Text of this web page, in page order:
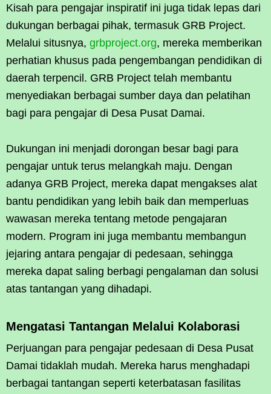
Kisah para pengajar inspiratif ini juga tidak lepas dari
dukungan berbagai pihak, termasuk GRB Project.
Melalui situsnya, grbproject.org, mereka memberikan
perhatian khusus pada pengembangan pendidikan di
daerah terpencil. GRB Project telah membantu
menyediakan berbagai sumber daya dan pelatihan
bagi para pengajar di Desa Pusat Damai.
Dukungan ini menjadi dorongan besar bagi para
pengajar untuk terus melangkah maju. Dengan
adanya GRB Project, mereka dapat mengakses alat
bantu pendidikan yang lebih baik dan memperluas
wawasan mereka tentang metode pengajaran
modern. Program ini juga membantu membangun
jejaring antara pengajar di pedesaan, sehingga
mereka dapat saling berbagi pengalaman dan solusi
atas tantangan yang dihadapi.
Mengatasi Tantangan Melalui Kolaborasi
Perjuangan para pengajar pedesaan di Desa Pusat
Damai tidaklah mudah. Mereka harus menghadapi
berbagai tantangan seperti keterbatasan fasilitas